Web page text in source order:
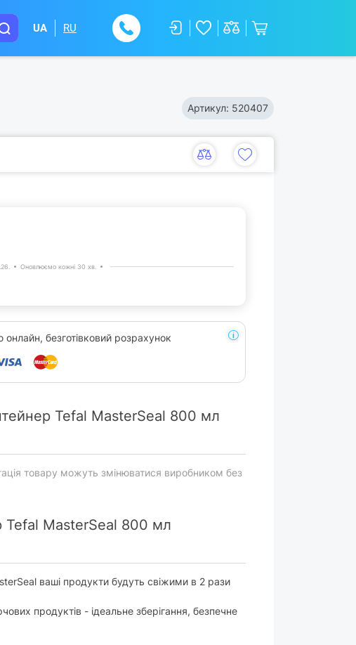
UA RU
Артикул: 520407
Оновлюємо кожні 30 хв.
онлайн, безготівковий розрахунок
Tefal MasterSeal 800 мл
товару можуть змінюватися виробником без
Tefal MasterSeal 800 мл
ваші продукти будуть свіжими в 2 рази
продуктів - ідеальне зберігання, безпечне